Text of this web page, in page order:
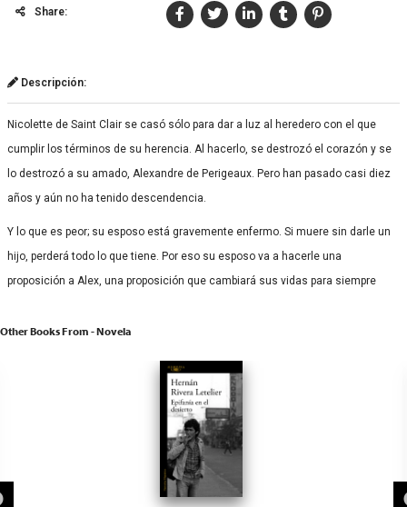
Share:
Descripción:
Nicolette de Saint Clair se casó sólo para dar a luz al heredero con el que
cumplir los términos de su herencia. Al hacerlo, se destrozó el corazón y se
lo destrozó a su amado, Alexandre de Perigeaux. Pero han pasado casi diez
años y aún no ha tenido descendencia.
Y lo que es peor; su esposo está gravemente enfermo. Si muere sin darle un
hijo, perderá todo lo que tiene. Por eso su esposo va a hacerle una
proposición a Alex, una proposición que cambiará sus vidas para siempre
Other Books From - Novela